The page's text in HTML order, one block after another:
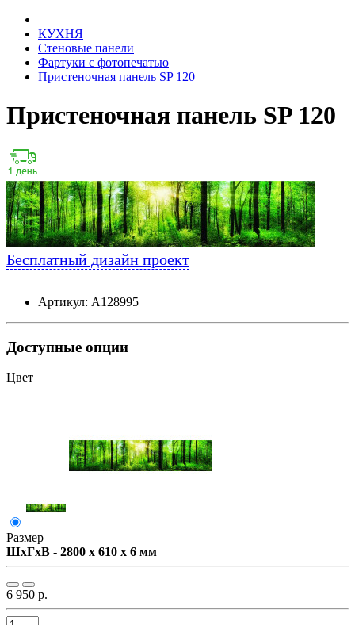
КУХНЯ
Стеновые панели
Фартуки с фотопечатью
Пристеночная панель SP 120
Пристеночная панель SP 120
Бесплатный дизайн проект
Артикул: А128995
Доступные опции
Цвет
Размер
ШxГxВ - 2800 x 610 x 6 мм
6 950 р.